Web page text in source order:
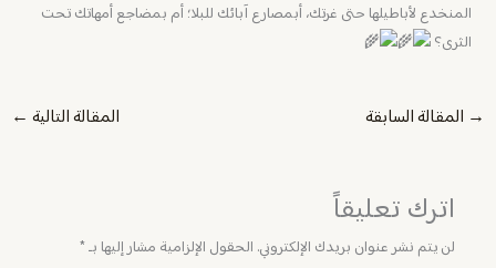
المنخدع لأباطيلها حتى غرتك، أبمصارع آبائك للبلا؛ أم بمضاجع أمهاتك تحت
الثرى؟
→ المقالة السابقة المقالة التالية ←
اترك تعليقاً
لن يتم نشر عنوان بريدك الإلكتروني. الحقول الإلزامية مشار إليها بـ*